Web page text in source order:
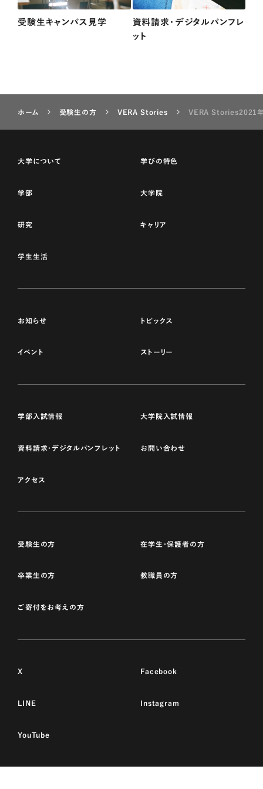
受験生キャンパス見学
資料請求・デジタルパンフレ
ット
ホーム 受験生の方 VERA Stories VERA Stories2021
大学について 学びの特色
学部 大学院
研究 キャリア
学生生活
お知らせ トピックス
イベント ストーリー
学部入試情報 大学院入試情報
資料請求・デジタルパンフレット お問い合わせ
アクセス
受験生の方 在学生・保護者の方
卒業生の方 教職員の方
ご寄付をお考えの方
X Facebook
LINE Instagram
YouTube